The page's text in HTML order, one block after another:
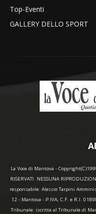
Top-Eventi
GALLERY DELLO SPORT
La Voce di Mantova -
RISERVATI. NESSUNA
responsabile: Alessio Tarpini
12 - Mantova - P.IVA, C.F. e R.I.
Tribunale: iscritta al Tribunale di